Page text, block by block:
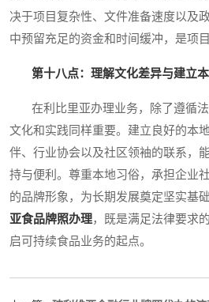
决于项目复杂性、文件准备速度以及
中预留充足的资金和时间缓冲，是项
第十八点：理解文化差异与建立
在利比里亚办理业务，除了遵循法
文化和实践同样重要。建立良好的本
伴、行业协会以及社区领袖的联系，
持与便利。尊重本地习俗，承担企业
的品牌形象，为长期发展奠定坚实基
亚食品牌照办理，既是满足法律要求
启可持续食品业务的起点。